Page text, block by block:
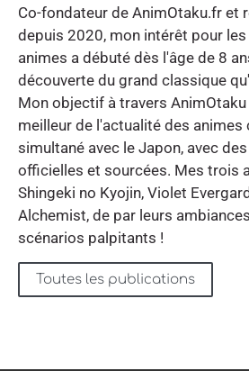
Co-fondateur de AnimOtaku.fr et
depuis 2020, mon intérêt pour
animes a débuté dès l'âge de 8
découverte du grand classique
Mon objectif à travers
meilleur de l'actualité des animes
simultané avec le Japon, avec
officielles et sourcées. Mes trois
Shingeki no Kyojin, Violet
Alchemist, de par leurs
scénarios palpitants !
Toutes les publications